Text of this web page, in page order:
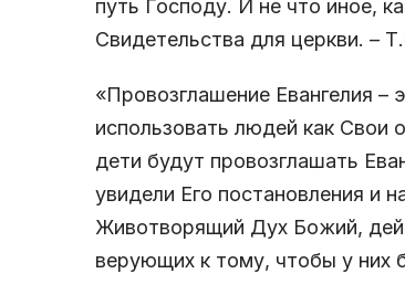
путь Господу. И не что иное,
Свидетельства для церкви. –
«Провозглашение Евангелия
использовать людей как
дети будут провозглашать
увидели Его постановления и
Животворящий Дух Божий,
верующих к тому, чтобы у